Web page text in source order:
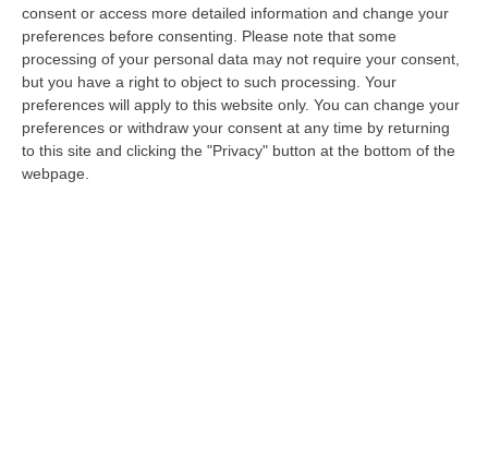
consent or access more detailed information and change your
preferences before consenting.
Please note that some
processing of your personal data may not require your consent,
but you have a right to object to such processing. Your
preferences will apply to this website only. You can change your
preferences or withdraw your consent at any time by returning
to this site and clicking the "Privacy" button at the bottom of the
webpage.
Piazza Umberto I si è aperta ufficialmente la
nuova edizione del Salgemma Lungro
Festival, il progetto cultur…
Pubblicato il: 15/07/25 – 14:16